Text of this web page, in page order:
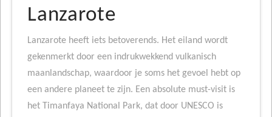
Lanzarote
Lanzarote heeft iets betoverends. Het eiland wordt
gekenmerkt door een indrukwekkend vulkanisch
maanlandschap, waardoor je soms het gevoel hebt op
een andere planeet te zijn. Een absolute must-visit is
het Timanfaya National Park, dat door UNESCO is